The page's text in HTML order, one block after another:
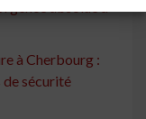
à Cherbourg :
de sécurité